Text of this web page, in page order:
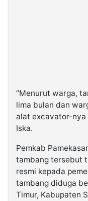
“Menurut warga,
lima bulan dan
alat excavator-nya
Iska.
Pemkab
tambang tersebut
resmi kepada
tambang diduga
Timur, Kabupaten